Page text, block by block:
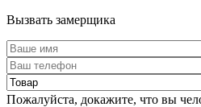
Вызвать замерщика
Пожалуйста, докажите, что вы